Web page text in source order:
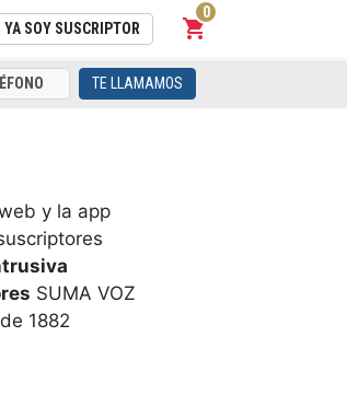
YA SOY SUSCRIPTOR shopping_cart
Carrito
0
TE LLAMAMOS
y la app
SUMA VOZ
1882